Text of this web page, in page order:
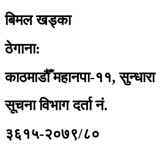
बिमल खड्का
ठेगाना:
काठमाडौँ महानपा-११, सुन्धारा
सूचना विभाग दर्ता नं.
३६१५-२०७९/८०